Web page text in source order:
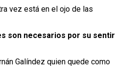
vez está en el ojo de las
son necesarios por su sentir
Galíndez quien quede como